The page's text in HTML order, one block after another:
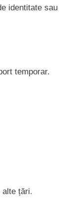
identitate sau
temporar.
alte țări.